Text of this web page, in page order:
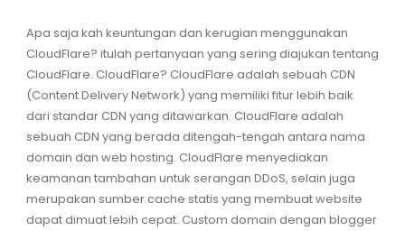
Apa saja kah keuntungan dan kerugian menggunakan
CloudFlare? itulah pertanyaan yang sering diajukan tentang
CloudFlare. CloudFlare? CloudFlare adalah sebuah CDN
(Content Delivery Network) yang memiliki fitur lebih baik
dari standar CDN yang ditawarkan. CloudFlare adalah
sebuah CDN yang berada ditengah-tengah antara nama
domain dan web hosting. CloudFlare menyediakan
keamanan tambahan untuk serangan DDoS, selain juga
merupakan sumber cache statis yang membuat website
dapat dimuat lebih cepat. Custom domain dengan blogger